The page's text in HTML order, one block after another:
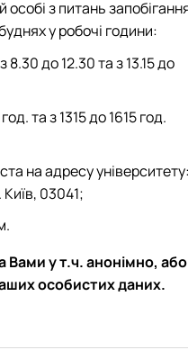
з питань
у робочі години:
8.30 до 12.30 та з 13.15 до
та з 1315 до 1615 год.
на адресу
03041;
Вами у т.ч.анонімно, або
особистих даних.